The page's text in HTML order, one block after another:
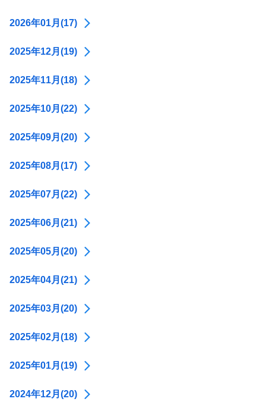
2026年01月(17)
2025年12月(19)
2025年11月(18)
2025年10月(22)
2025年09月(20)
2025年08月(17)
2025年07月(22)
2025年06月(21)
2025年05月(20)
2025年04月(21)
2025年03月(20)
2025年02月(18)
2025年01月(19)
2024年12月(20)